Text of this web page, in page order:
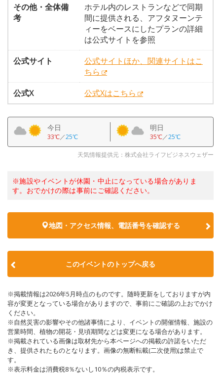
その他・全体備
考
ホテル内のレストランなどで同期
間に提供される、アフタヌーンテ
ィーをベースにしたプランの詳細
は公式サイトを参照
公式サイト
公式サイトほか、関連サイトはこ
ちら
公式X
公式Xはこちら
今日
33℃／25℃
明日
35℃／25℃
天気情報提供元：株式会社ライフビジネスウェザー
※施設やイベントが休園・中止になっている場合がありま
す。おでかけの際は事前にご確認ください。
地図・アクセス情報、電話番号を確認する
このイベントのトップへ戻る
※掲載情報は2026年5月時点のものです。随時更新をしておりますが内
容が変更となっている場合がありますので、事前にご確認の上おでかけ
ください。
※自然災害の影響やその他諸事情により、イベントの開催情報、施設の
営業時間、植物の開花・見頃期間などは変更になる場合があります。
※掲載されている画像は取材先から本ページへの掲載の許諾をいただ
き、提供されたものとなります。画像の無断転載(二次使用)は禁止で
す。
※表示料金は消費税8％ないし10％の内税表示です。